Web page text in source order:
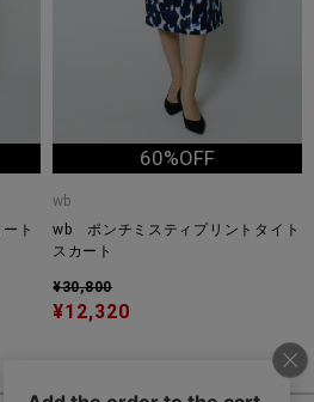
ト
60%OFF
wb
wb ポンチミスティプリントタイト
スカート
¥30,800
¥12,320